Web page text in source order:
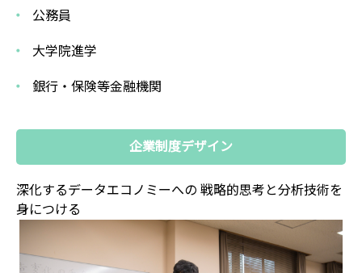
公務員
大学院進学
銀行・保険等金融機関
企業制度デザイン
深化するデータエコノミーへの 戦略的思考と分析技術を
身につける